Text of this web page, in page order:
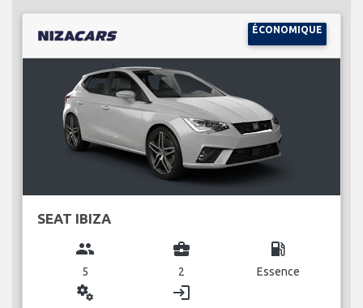
ÉCONOMIQUE
SEAT IBIZA
group
5
business_center
2
local_gas_station
Essence
miscellaneous_services login